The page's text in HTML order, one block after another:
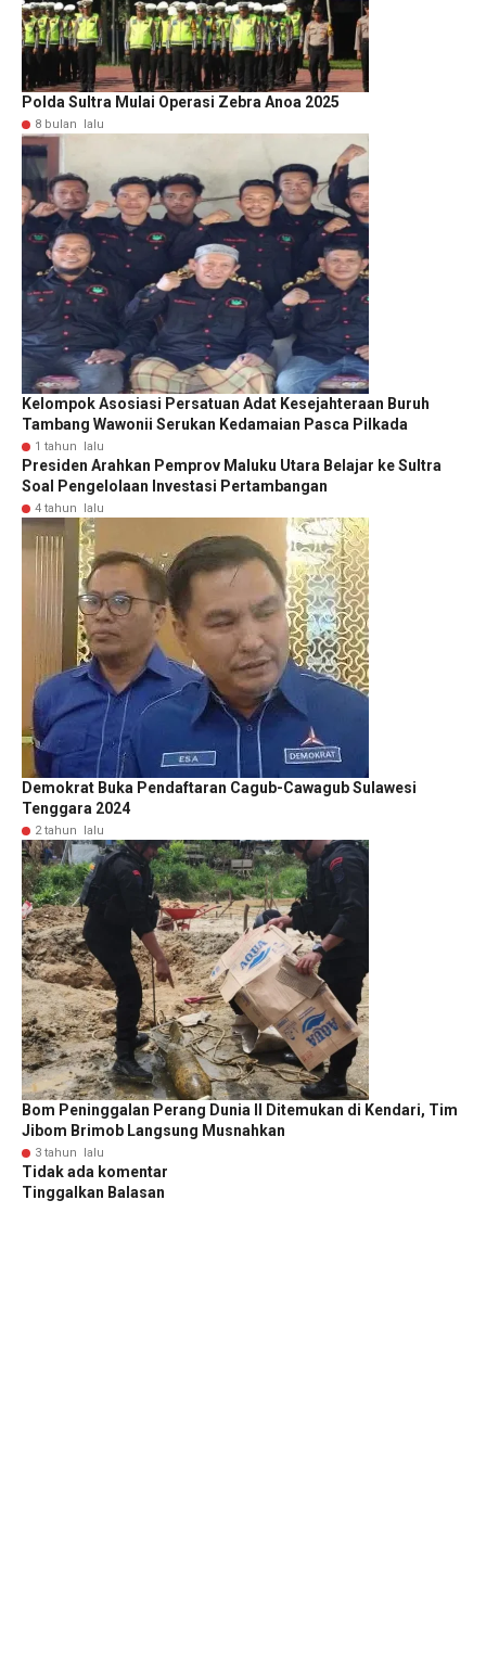
Polda Sultra Mulai Operasi Zebra Anoa 2025
8 bulan lalu
Kelompok Asosiasi Persatuan Adat Kesejahteraan Buruh
Tambang Wawonii Serukan Kedamaian Pasca Pilkada
1 tahun lalu
Presiden Arahkan Pemprov Maluku Utara Belajar ke Sultra
Soal Pengelolaan Investasi Pertambangan
4 tahun lalu
Demokrat Buka Pendaftaran Cagub-Cawagub Sulawesi
Tenggara 2024
2 tahun lalu
Bom Peninggalan Perang Dunia II Ditemukan di Kendari, Tim
Jibom Brimob Langsung Musnahkan
3 tahun lalu
Tidak ada komentar
Tinggalkan Balasan